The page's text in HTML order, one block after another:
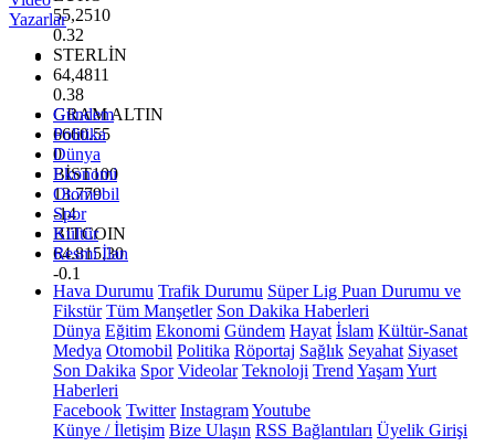
55,2510
0.32
STERLİN
64,4811
0.38
GRAM ALTIN
6660.55
0
BİST100
13.779
-14
BITCOIN
64.815,30
-0.1
Yazarlar
Gündem
Politika
Dünya
Ekonomi
Otomobil
Spor
Kültür
Resmi İlan
Hava Durumu Trafik Durumu Süper Lig Puan Durumu ve
Fikstür Tüm Manşetler Son Dakika Haberleri
Dünya Eğitim Ekonomi Gündem Hayat İslam Kültür-Sanat
Medya Otomobil Politika Röportaj Sağlık Seyahat Siyaset
Son Dakika Spor Videolar Teknoloji Trend YaşamYurt
Haberleri
Facebook Twitter InstagramYoutube
Künye / İletişim Bize Ulaşın RSS Bağlantıları Üyelik Girişi